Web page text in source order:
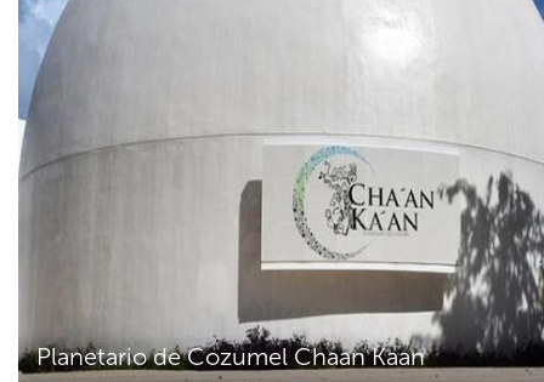
Planetario de Cozumel Chaan Kaan